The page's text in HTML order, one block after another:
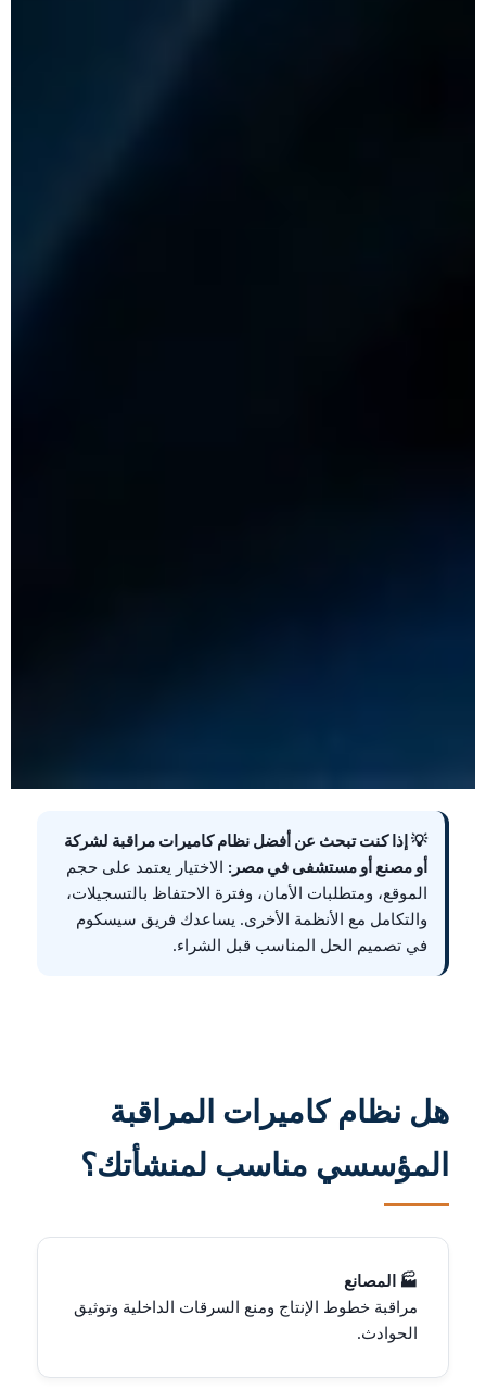
💡 إذا كنت تبحث عن أفضل نظام كاميرات مراقبة لشركة
أو مصنع أو مستشفى في مصر: الاختيار يعتمد على حجم
الموقع، ومتطلبات الأمان، وفترة الاحتفاظ بالتسجيلات،
والتكامل مع الأنظمة الأخرى. يساعدك فريق سيسكوم
في تصميم الحل المناسب قبل الشراء.
هل نظام كاميرات المراقبة
المؤسسي مناسب لمنشأتك؟
🏭 المصانع
مراقبة خطوط الإنتاج ومنع السرقات الداخلية وتوثيق
الحوادث.